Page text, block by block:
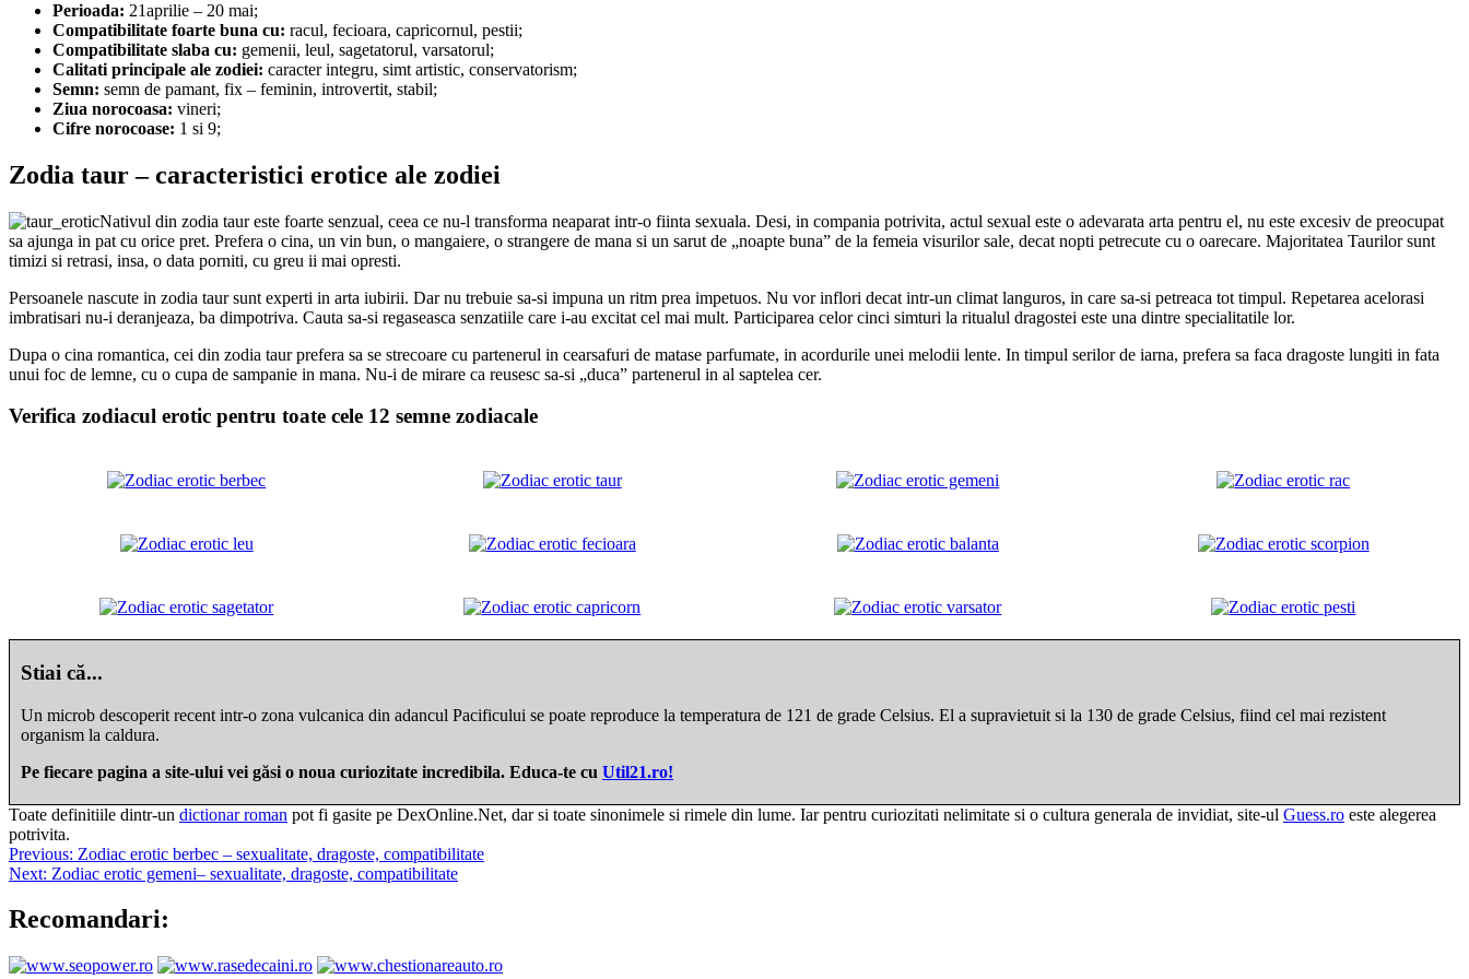
Perioada: 21aprilie – 20 mai;
Compatibilitate foarte buna cu: racul, fecioara, capricornul, pestii;
Compatibilitate slaba cu: gemenii, leul, sagetatorul, varsatorul;
Calitati principale ale zodiei: caracter integru, simt artistic, conservatorism;
Semn: semn de pamant, fix – feminin, introvertit, stabil;
Ziua norocoasa: vineri;
Cifre norocoase: 1 si 9;
Zodia taur – caracteristici erotice ale zodiei
Nativul din zodia taur este foarte senzual, ceea ce nu-l transforma neaparat intr-o fiinta sexuala. Desi, in compania potrivita, actul sexual este o adevarata arta pentru el, nu este excesiv de preocupat
sa ajunga in pat cu orice pret. Prefera o cina, un vin bun, o mangaiere, o strangere de mana si un sarut de „noapte buna” de la femeia visurilor sale, decat nopti petrecute cu o oarecare. Majoritatea Taurilor sunt
timizi si retrasi, insa, o data porniti, cu greu ii mai opresti.
Persoanele nascute in zodia taur sunt experti in arta iubirii. Dar nu trebuie sa-si impuna un ritm prea impetuos. Nu vor inflori decat intr-un climat languros, in care sa-si petreaca tot timpul. Repetarea acelorasi
imbratisari nu-i deranjeaza, ba dimpotriva. Cauta sa-si regaseasca senzatiile care i-au excitat cel mai mult. Participarea celor cinci simturi la ritualul dragostei este una dintre specialitatile lor.
Dupa o cina romantica, cei din zodia taur prefera sa se strecoare cu partenerul in cearsafuri de matase parfumate, in acordurile unei melodii lente. In timpul serilor de iarna, prefera sa faca dragoste lungiti in fata
unui foc de lemne, cu o cupa de sampanie in mana. Nu-i de mirare ca reusesc sa-si „duca” partenerul in al saptelea cer.
Verifica zodiacul erotic pentru toate cele 12 semne zodiacale
Stiai că...
Un microb descoperit recent intr-o zona vulcanica din adancul Pacificului se poate reproduce la temperatura de 121 de grade Celsius. El a supravietuit si la 130 de grade Celsius, fiind cel mai rezistent
organism la caldura.
Pe fiecare pagina a site-ului vei găsi o noua curiozitate incredibila. Educa-te cu Util21.ro!
Toate definitiile dintr-un dictionar roman pot fi gasite pe DexOnline.Net, dar si toate sinonimele si rimele din lume. Iar pentru curiozitati nelimitate si o cultura generala de invidiat, site-ul Guess.ro este alegerea
potrivita.
Navigare
în
articole
Previous: Zodiac erotic berbec – sexualitate, dragoste, compatibilitate
Next: Zodiac erotic gemeni– sexualitate, dragoste, compatibilitate
Recomandari: